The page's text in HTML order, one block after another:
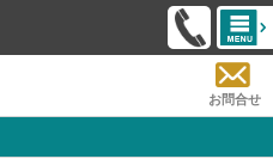
お問合せ